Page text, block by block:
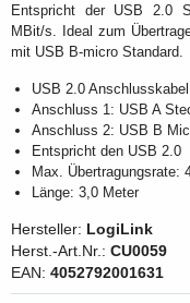
Entspricht der USB 2.0
MBit/s. Ideal zum
mit USB B-micro Standard.
USB 2.0 Anschlusskabel
Anschluss 1: USB A
Anschluss 2: USB B
Entspricht den USB 2.0
Max. Übertragungsrate:
Länge: 3,0 Meter
Hersteller: LogiLink
Herst.-Art.Nr.: CU0059
EAN: 4052792001631